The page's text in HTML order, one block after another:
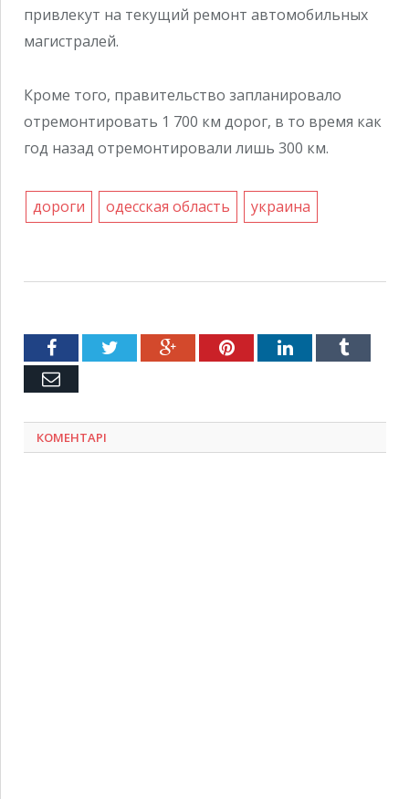
привлекут на текущий ремонт автомобильных
магистралей.
Кроме того, правительство запланировало
отремонтировать 1 700 км дорог, в то время как
год назад отремонтировали лишь 300 км.
дороги одесская область украина
FacebookTwitter Google+PinterestLinkedInTumblr
Емейл
КОМЕНТАРІ